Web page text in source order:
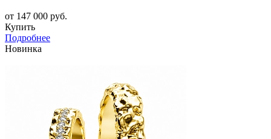
от 147 000 руб.
Купить
Подробнее
Новинка